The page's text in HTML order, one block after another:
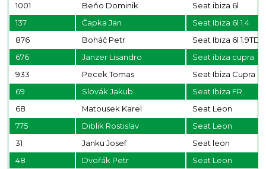
1001
Beňo Dominik
Seat ibiza 6l
137
Čapka Jan
Seat Ibiza 6l 1.4
876
Boháč Petr
Seat Ibiza 6l 1.9TDI
676
Janzer Lisandro
Seat ibiza cupra
933
Pecek Tomas
Seat Ibiza Cupra
69
Slovák Jakub
Seat Ibiza FR
68
Matousek Karel
Seat Leon
775
Diblik Rostislav
Seat Leon
31
Janku Josef
Seat leon
48
Dvořák Petr
Seat Leon